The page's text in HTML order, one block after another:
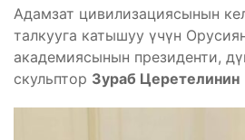
Адамзат цивилизациясынын
талкууга катышуу үчүн
академиясынын президенти,
скульптор Зураб Церетелинин